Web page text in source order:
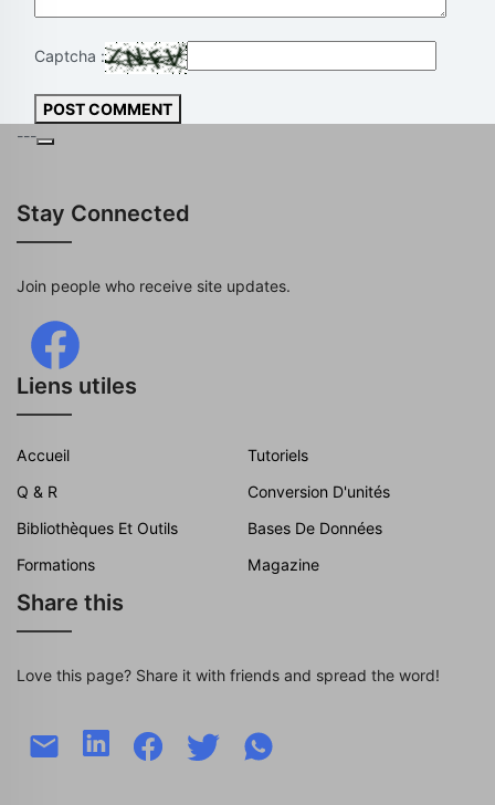
Captcha :
POST COMMENT
---
Stay Connected
Join people who receive site updates.
Liens utiles
Accueil
Tutoriels
Q & R
Conversion D'unités
Bibliothèques Et Outils
Bases De Données
Formations
Magazine
Share this
Love this page? Share it with friends and spread the word!